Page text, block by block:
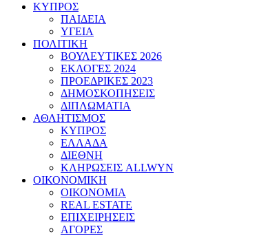
ΚΥΠΡΟΣ
ΠΑΙΔΕΙΑ
ΥΓΕΙΑ
ΠΟΛΙΤΙΚΗ
ΒΟΥΛΕΥΤΙΚΕΣ 2026
ΕΚΛΟΓΕΣ 2024
ΠΡΟΕΔΡΙΚΕΣ 2023
ΔΗΜΟΣΚΟΠΗΣΕΙΣ
ΔΙΠΛΩΜΑΤΙΑ
ΑΘΛΗΤΙΣΜΟΣ
ΚΥΠΡΟΣ
ΕΛΛΑΔΑ
ΔΙΕΘΝΗ
ΚΛΗΡΩΣΕΙΣ ALLWYN
ΟΙΚΟΝΟΜΙΚΗ
ΟΙΚΟΝΟΜΙΑ
REAL ESTATE
ΕΠΙΧΕΙΡΗΣΕΙΣ
ΑΓΟΡΕΣ